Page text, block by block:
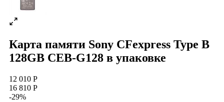
Карта памяти Sony CFexpress Type B
128GB CEB-G128 в упаковке
12 010 Р
16 810 Р
-29%